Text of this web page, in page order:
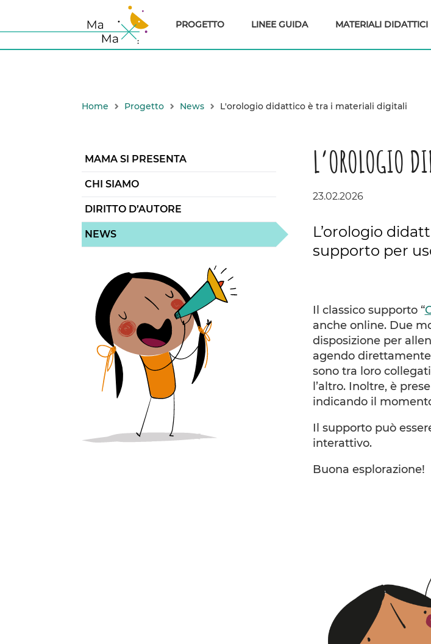
PROGETTO LINEE GUIDA MATERIALI DIDATTICI
Home Progetto News L'orologio didattico è tra i materiali digitali
MAMA SI PRESENTA
CHI SIAMO
DIRITTO D’AUTORE
NEWS
L’OROLOGIO
23.02.2026
L’orologio
supporto per
Il classico supporto “
anche online. Due
disposizione per
agendo
sono tra loro
l’altro. Inoltre, è
indicando il
Il supporto può
interattivo.
Buona esplorazione!